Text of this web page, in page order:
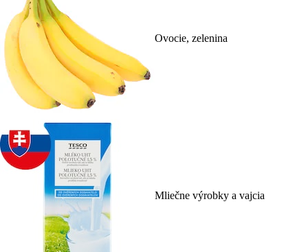
Ovocie, zelenina
Mliečne výrobky a vajcia